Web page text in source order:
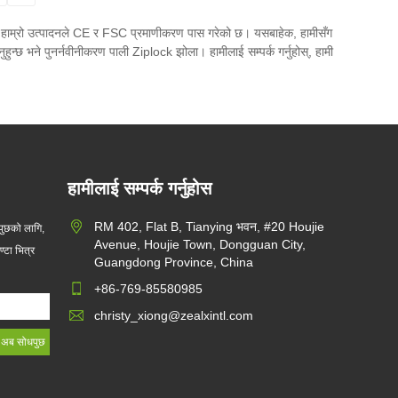
उत्पादनले CE र FSC प्रमाणीकरण पास गरेको छ। यसबाहेक, हामीसँग
भने पुनर्नवीनीकरण पाली Ziplock झोला। हामीलाई सम्पर्क गर्नुहोस्, हामी
लागि,
भित्र
हामीलाई सम्पर्क गर्नुहोस
RM 402, Flat B, Tianying भवन, #20 Houjie
Avenue, Houjie Town, Dongguan City,
Guangdong Province, China
+86-769-85580985
christy_xiong@zealxintl.com